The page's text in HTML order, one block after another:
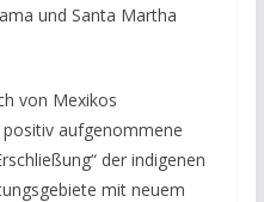
und Santa Martha
von Mexikos
aufgenommene
der indigenen
mit neuem